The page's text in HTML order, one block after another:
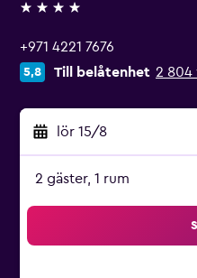
4 stjärnor
+971 4221 7676
5,8 Till belåtenhet 2 804
lör 15/8
2 gäster, 1 rum